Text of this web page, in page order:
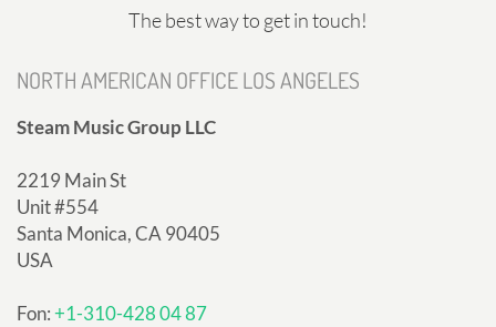
The best way to get in touch!
NORTH AMERICAN OFFICE LOS ANGELES
Steam Music Group LLC
2219 Main St
Unit #554
Santa Monica, CA 90405
USA
Fon:+1-310-428 04 87